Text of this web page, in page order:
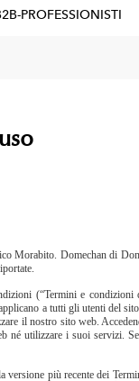
PROFESSIONISTI
Morabito. Domechan di
(“Termini e
a tutti gli utenti del
il nostro sito web.
né utilizzare i suoi servizi.
più recente dei